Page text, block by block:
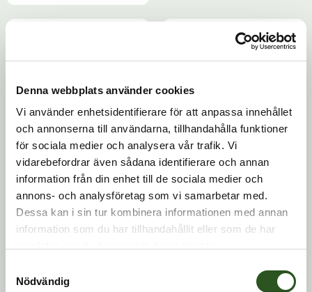
Denna webbplats använder cookies
Vi använder enhetsidentifierare för att anpassa innehållet
och annonserna till användarna, tillhandahålla funktioner
för sociala medier och analysera vår trafik. Vi
vidarebefordrar även sådana identifierare och annan
information från din enhet till de sociala medier och
annons- och analysföretag som vi samarbetar med.
Dessa kan i sin tur kombinera informationen med annan
information som du har tillhandahållit eller som de har
Nödvändig
SPRAY & KOMPRESSER
Burnshield 20x20cm
SPRAY & KOMPRESSER
Burnshield 40x60cm